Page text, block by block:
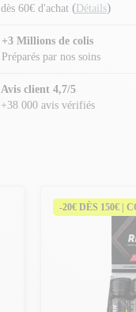
dès 60€ d'achat ( Détails)
+3 Millions de colis
Préparés par nos soins
Avis client 4,7/5
+38 000 avis vérifiés
-20€ DÈS 150€ |